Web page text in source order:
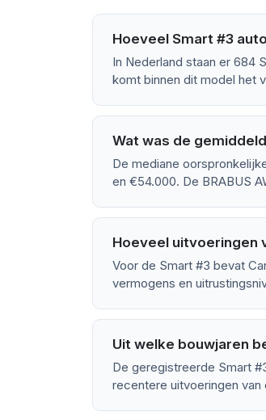
Hoeveel Smart #3
In Nederland staan er 684
komt binnen dit model het
Wat was de
De mediane
en €54.000. De BRABUS
Hoeveel uitvoeringen
Voor de Smart #3 bevat
vermogens en
Uit welke bouwjaren
De geregistreerde Smart
recentere uitvoeringen van